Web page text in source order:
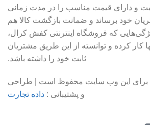
و دارای قیمت مناسب را در مدت زمانی
خود برساند و ضمانت بازگشت کالا هم
که فروشگاه اینترنتی کفش کرال،
کرده و توانسته از این طریق مشتریان
ثابت خود را داشته باشد.
برای این وب سایت محفوظ است | طراحی
و پشتیبانی : داده تجارت